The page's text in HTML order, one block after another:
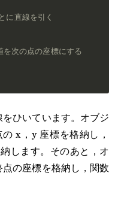
に直線を引く
次の点の座標にする
ひいています。オブジ
x，y 座標を格納し，
します。そのあと，オ
の座標を格納し，関数